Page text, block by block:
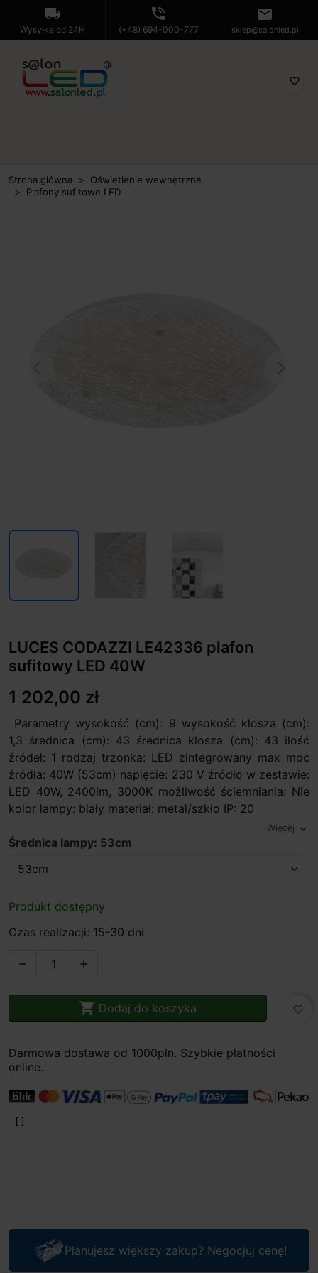
local_shipping
Wysyłka od 24H
phone_in_talk
(+48) 694-000-777
mail
sklep@salonled.pl
favorite_border
Strona główna
Oświetlenie wewnętrzne
Plafony sufitowe LED
Previous Next
LUCES CODAZZI LE42336 plafon
sufitowy LED 40W
1 202,00 zł
Parametry wysokość (cm): 9 wysokość klosza (cm):
1,3 średnica (cm): 43 średnica klosza (cm): 43 ilość
źródeł: 1 rodzaj trzonka: LED zintegrowany max moc
źródła: 40W (53cm) napięcie: 230 V źródło w zestawie:
LED 40W, 2400lm, 3000K możliwość ściemniania: Nie
kolor lampy: biały materiał: metal/szkło IP: 20
Więcej expand_more
Średnica lampy: 53cm
Produkt dostępny
Czas realizacji: 15-30 dni
 
 Dodaj do koszyka favorite_border
Darmowa dostawa od 1000pln. Szybkie płatności
online.
Planujesz większy zakup? Negocjuj cenę!